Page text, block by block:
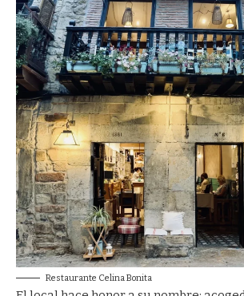
Restaurante Celina Bonita